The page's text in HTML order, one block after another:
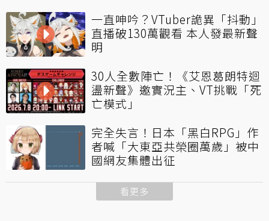
一直呻吟？VTuber詭異「抖動」
直播破130萬觀看 本人發最新聲
明
30人全數陣亡！《艾恩葛朗特迴
盪新聲》邀實況主、VT挑戰「死
亡模式」
完全失言！日本「黑白RPG」作
者喊「大東亞共榮圈萬歲」被中
國網友集體出征
看更多